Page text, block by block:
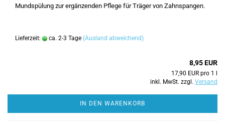
Mundspülung zur ergänzenden Pflege für Träger von Zahnspangen.
Lieferzeit: ca. 2-3 Tage (Ausland abweichend)
8,95 EUR
17,90 EUR pro 1 l
inkl. MwSt. zzgl. Versand
IN DEN WARENKORB